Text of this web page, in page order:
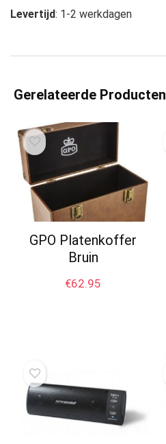
Levertijd: 1-2 werkdagen
Gerelateerde Producten
GPO Platenkoffer
Bruin
€62.95